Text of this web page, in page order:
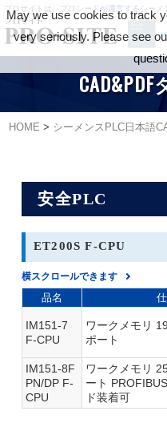
プロサイトは、プロシードが運営するシーメ
HOME > シーメンスPLC日本語
安全PLC
ET200S F-CPU
横スクロールできます
品名
IM151-7
F-CPU
ワークメモリ
ポート
IM151-8F
PN/DP F-
CPU
ワークメモリ
ート
ド装着可
May we use cookies to track
very seriously. Please see